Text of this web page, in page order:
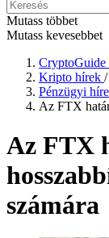
Mutass többet
Mutass kevesebbet
CryptoGuide
Kripto hírek /
Pénzügyi
Az FTX
Az FTX
számára